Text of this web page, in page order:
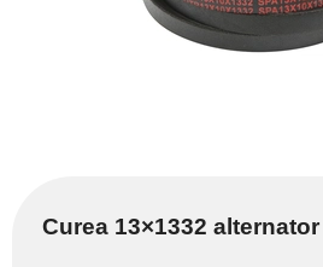
Curea 13×1332